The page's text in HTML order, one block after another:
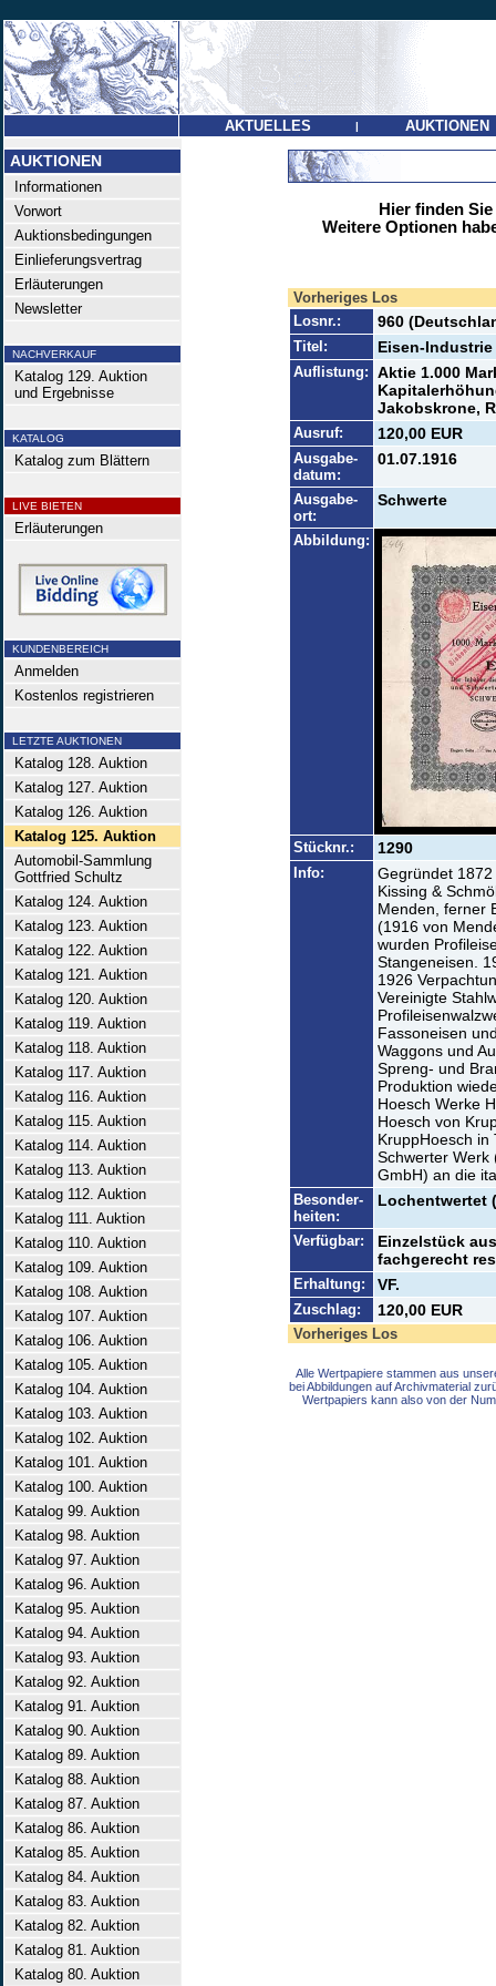
AKTUELLES | AUKTIONEN
AUKTIONEN
Informationen
Vorwort
Auktionsbedingungen
Einlieferungsvertrag
Erläuterungen
Newsletter
NACHVERKAUF
Katalog 129. Auktion
und Ergebnisse
KATALOG
Katalog zum Blättern
LIVE BIETEN
Erläuterungen
KUNDENBEREICH
Anmelden
Kostenlos registrieren
LETZTE AUKTIONEN
Katalog 128. Auktion
Katalog 127. Auktion
Katalog 126. Auktion
Katalog 125. Auktion
Automobil-Sammlung
Gottfried Schultz
Katalog 124. Auktion
Katalog 123. Auktion
Katalog 122. Auktion
Katalog 121. Auktion
Katalog 120. Auktion
Katalog 119. Auktion
Katalog 118. Auktion
Katalog 117. Auktion
Katalog 116. Auktion
Katalog 115. Auktion
Katalog 114. Auktion
Katalog 113. Auktion
Katalog 112. Auktion
Katalog 111. Auktion
Katalog 110. Auktion
Katalog 109. Auktion
Katalog 108. Auktion
Katalog 107. Auktion
Katalog 106. Auktion
Katalog 105. Auktion
Katalog 104. Auktion
Katalog 103. Auktion
Katalog 102. Auktion
Katalog 101. Auktion
Katalog 100. Auktion
Katalog 99. Auktion
Katalog 98. Auktion
Katalog 97. Auktion
Katalog 96. Auktion
Katalog 95. Auktion
Katalog 94. Auktion
Katalog 93. Auktion
Katalog 92. Auktion
Katalog 91. Auktion
Katalog 90. Auktion
Katalog 89. Auktion
Katalog 88. Auktion
Katalog 87. Auktion
Katalog 86. Auktion
Katalog 85. Auktion
Katalog 84. Auktion
Katalog 83. Auktion
Katalog 82. Auktion
Katalog 81. Auktion
Katalog 80. Auktion
Hier finden
Weitere Optionen
Vorheriges Los
Losnr.:
960
Titel: Eisen-Industrie
Auflistung: Aktie 1.000
Jakobskrone,
Ausruf: 120,00 EUR
Ausgabe-
datum:
01.07.1916
Ausgabe-
ort:
Schwerte
Abbildung:
Stücknr.: 1290
Info:
Gegründet
Kissing &
Menden, ferner
(1916 von
wurden
Stangeneisen.
1926
Vereinigte
Fassoneisen
Waggons und
Spreng- und
Produktion
Hoesch Werke
Hoesch von
KruppHoesch in
Schwerter Werk
GmbH) an die
Besonder-
heiten:
Lochentwertet
Verfügbar:
Einzelstück
fachgerecht
Erhaltung: VF.
Zuschlag: 120,00 EUR
Vorheriges Los
Alle Wertpapiere stammen aus
bei Abbildungen auf Archivmaterial
Wertpapiers kann also von der